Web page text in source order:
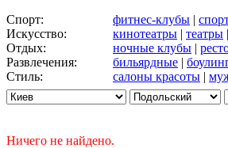
Спорт: фитнес-клубы |
Искусство:
кинотеатры | театры |
Отдых:
ночные клубы |
Развлечения:
бильярдные |
Стиль:
салоны красоты |
Ничего не найдено.